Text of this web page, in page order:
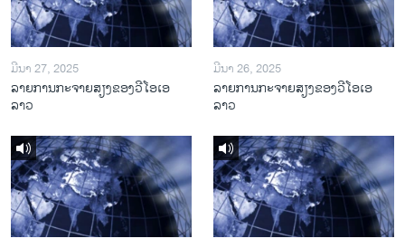
ມີນາ 27, 2025
ລາຍການກະຈາຍສຽງຂອງວີໂອເອ
ລາວ
ມີນາ 26, 2025
ລາຍການກະຈາຍສຽງຂອງວີໂອເອ
ລາວ